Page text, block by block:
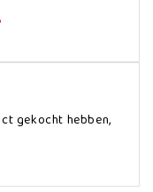
gekocht hebben,